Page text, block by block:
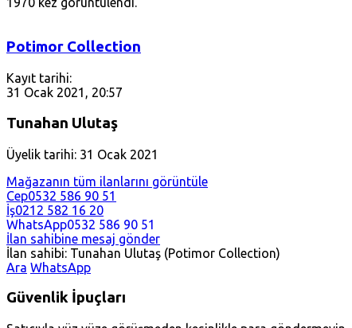
Potimor Collection
Kayıt tarihi:
31 Ocak 2021, 20:57
Tunahan Ulutaş
Üyelik tarihi: 31 Ocak 2021
Mağazanın tüm ilanlarını görüntüle
Cep0532 586 90 51
İş0212 582 16 20
WhatsApp0532 586 90 51
İlan sahibine mesaj gönder
İlan sahibi: Tunahan Ulutaş (Potimor Collection)
Ara WhatsApp
Güvenlik İpuçları